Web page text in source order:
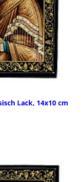
Lack, 14x10 cm